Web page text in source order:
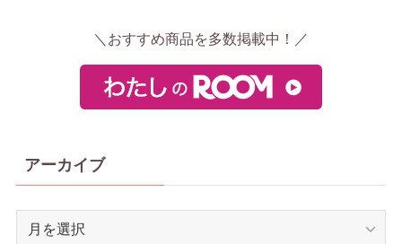
＼おすすめ商品を多数掲載中！／
アーカイブ